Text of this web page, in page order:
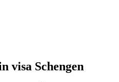
visa Schengen